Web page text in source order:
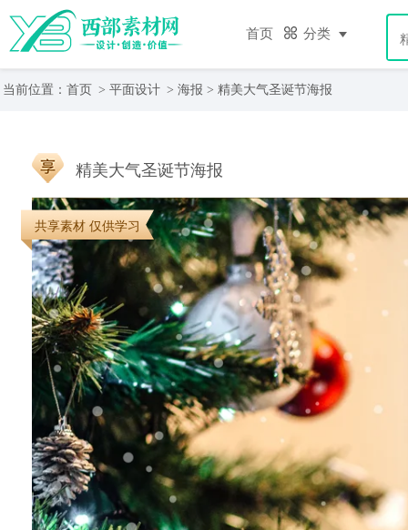
首页 分类
当前位置： 首页 > 平面设计 > 海报 > 精美大气圣诞节海报
精美大气圣诞节海报
共享素材 仅供学习